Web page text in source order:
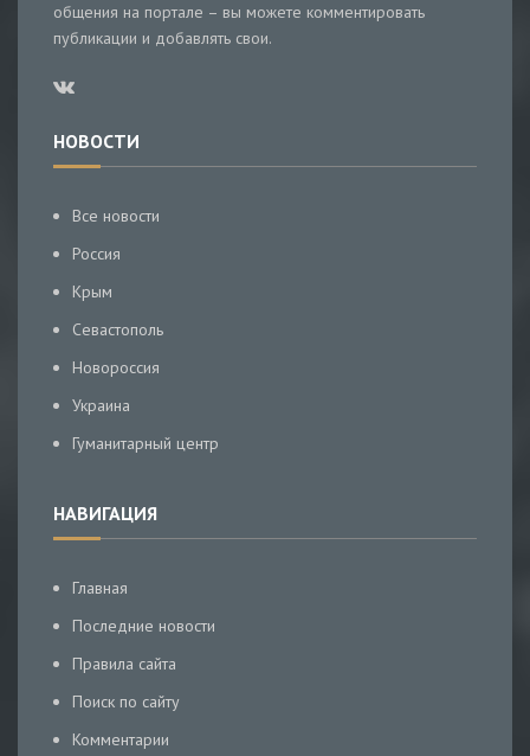
общения на портале – вы можете комментировать
публикации и добавлять свои.
НОВОСТИ
Все новости
Россия
Крым
Севастополь
Новороссия
Украина
Гуманитарный центр
НАВИГАЦИЯ
Главная
Последние новости
Правила сайта
Поиск по сайту
Комментарии